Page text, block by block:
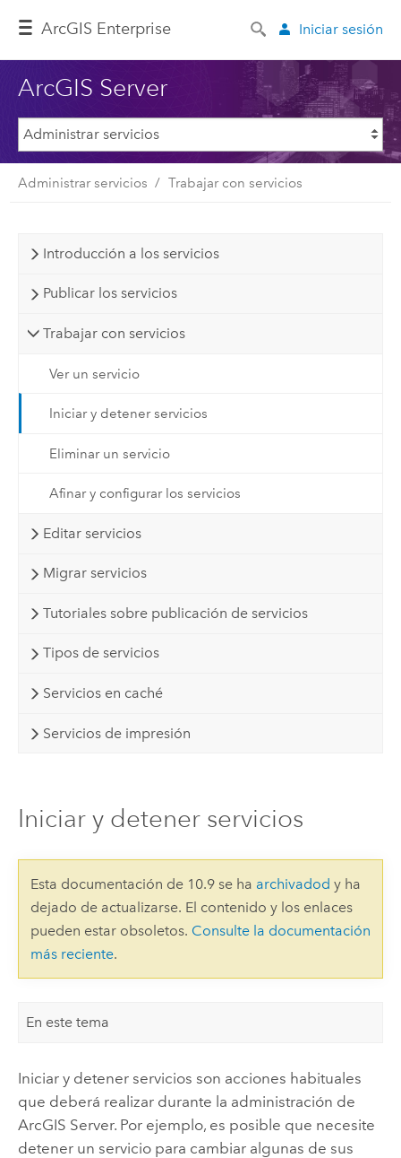
ArcGIS Enterprise Iniciar sesión
ArcGIS Server
Administrar servicios Trabajar con servicios
Introducción a los servicios
Publicar los servicios
Trabajar con servicios
Ver un servicio
Iniciar y detener servicios
Eliminar un servicio
Afinar y configurar los servicios
Editar servicios
Migrar servicios
Tutoriales sobre publicación de servicios
Tipos de servicios
Servicios en caché
Servicios de impresión
Iniciar y detener servicios
Esta documentación de 10.9 se ha archivadod y ha
dejado de actualizarse. El contenido y los enlaces
pueden estar obsoletos. Consulte la documentación
más reciente.
En este tema
Iniciar y detener servicios son acciones habituales
que deberá realizar durante la administración de
ArcGIS Server. Por ejemplo, es posible que necesite
detener un servicio para cambiar algunas de sus